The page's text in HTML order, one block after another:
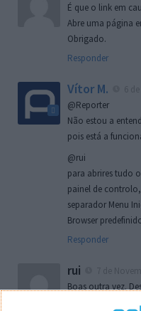
É que o link em
Abre uma página
Obrigado.
Responder
Vítor M.
@Reporter
Não estou a
pois está a
@rui
para abrires tudo
painel de controlo,
separador Menu
Browser
Responder
rui
Boas outra vez.